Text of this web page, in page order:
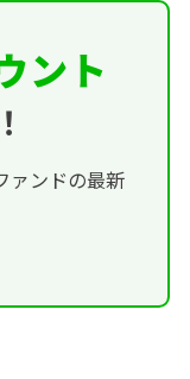
ント
ァンドの最新